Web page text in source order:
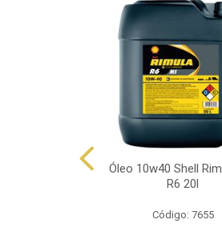
Óleo 10w40 Shell
R6 20l
Código: 7655